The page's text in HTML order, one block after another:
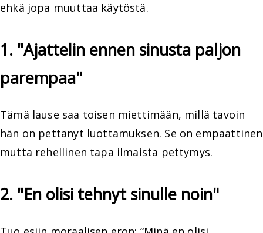
ehkä jopa muuttaa käytöstä.
1. "Ajattelin ennen sinusta paljon
parempaa"
Tämä lause saa toisen miettimään, millä tavoin
hän on pettänyt luottamuksen. Se on empaattinen
mutta rehellinen tapa ilmaista pettymys.
2. "En olisi tehnyt sinulle noin"